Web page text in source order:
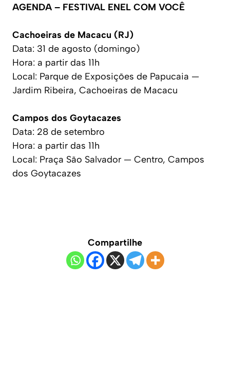
AGENDA – FESTIVAL ENEL COM VOCÊ
Cachoeiras de Macacu (RJ)
Data: 31 de agosto (domingo)
Hora: a partir das 11h
Local: Parque de Exposições de Papucaia —
Jardim Ribeira, Cachoeiras de Macacu
Campos dos Goytacazes
Data: 28 de setembro
Hora: a partir das 11h
Local: Praça São Salvador — Centro, Campos
dos Goytacazes
Compartilhe